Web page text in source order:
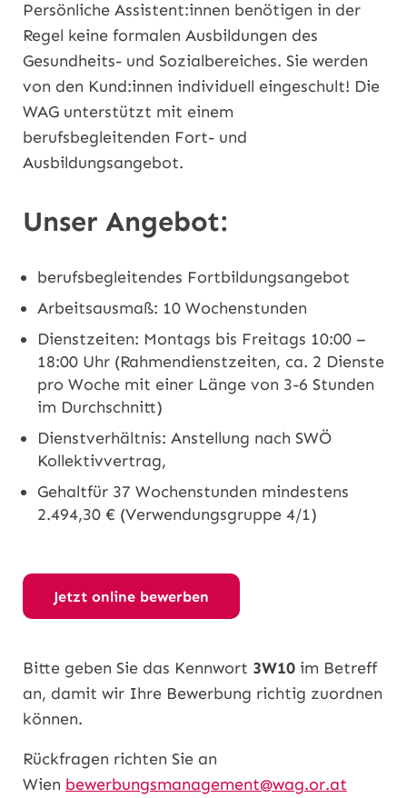
Persönliche Assistent:innen benötigen in der
Regel keine formalen Ausbildungen des
Gesundheits- und Sozialbereiches. Sie werden
von den Kund:innen individuell eingeschult! Die
WAG unterstützt mit einem
berufsbegleitenden Fort- und
Ausbildungsangebot.
Unser Angebot:
berufsbegleitendes Fortbildungsangebot
Arbeitsausmaß: 10 Wochenstunden
Dienstzeiten: Montags bis Freitags 10:00 –
18:00 Uhr (Rahmendienstzeiten, ca. 2 Dienste
pro Woche mit einer Länge von 3-6 Stunden
im Durchschnitt)
Dienstverhältnis: Anstellung nach SWÖ
Kollektivvertrag,
Gehaltfür 37 Wochenstunden mindestens
2.494,30 € (Verwendungsgruppe 4/1)
Jetzt online bewerben
Bitte geben Sie das Kennwort 3W10 im Betreff
an, damit wir Ihre Bewerbung richtig zuordnen
können.
Rückfragen richten Sie an
Wien bewerbungsmanagement@wag.or.at